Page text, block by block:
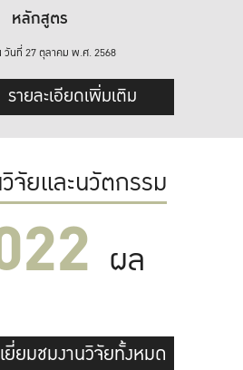
หลักสูตร
นที่ 27 ตุลาคม พ.ศ. 2568
รายละเอียดเพิ่มเติม
จัยและนวัตกรรม
ผล
เยี่ยมชมงานวิจัยทั้งหมด